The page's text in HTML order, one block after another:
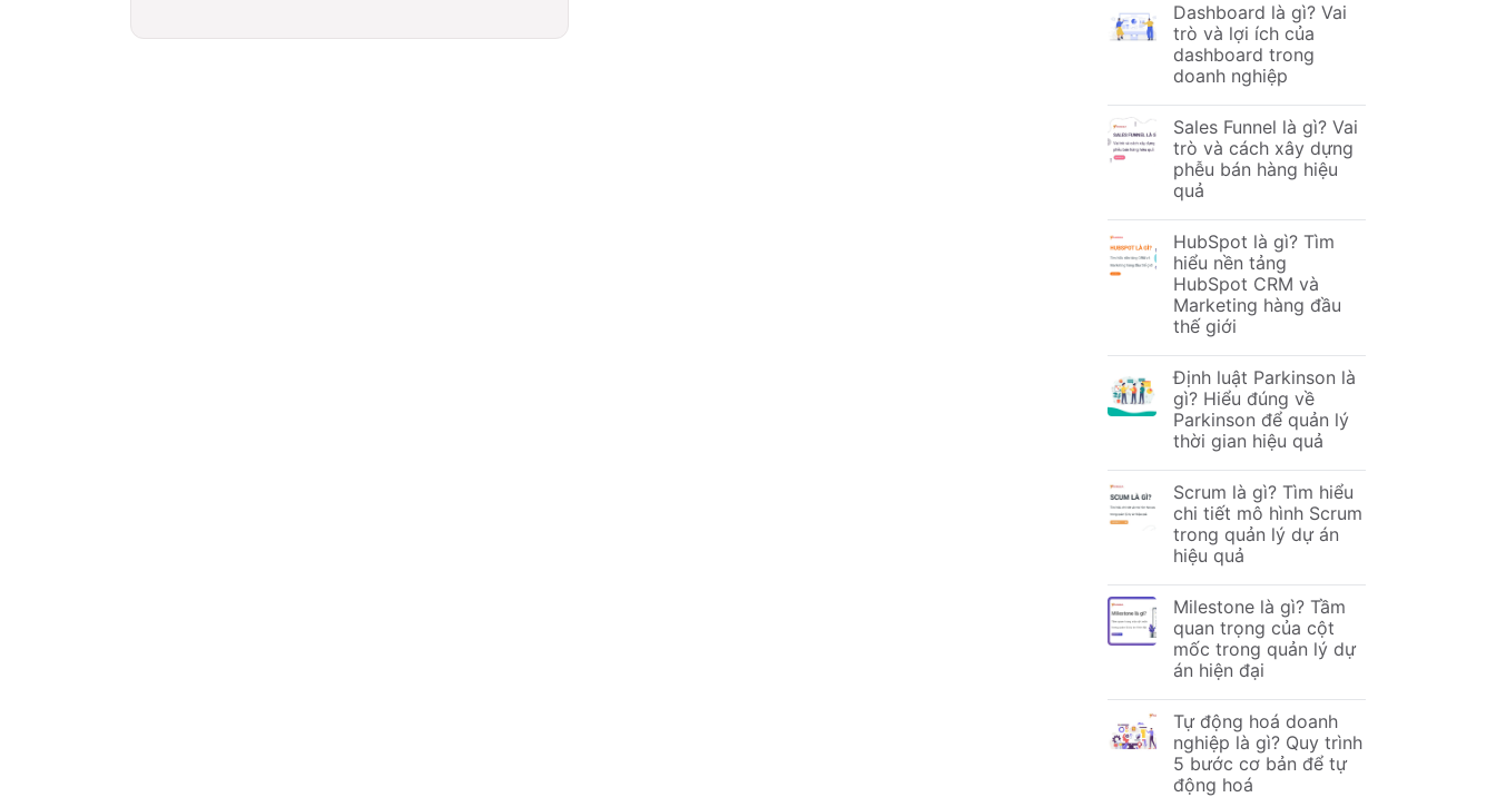
Dashboard là gì? Vai
trò và lợi ích của
dashboard trong
doanh nghiệp
Sales Funnel là gì? Vai
trò và cách xây dựng
phễu bán hàng hiệu
quả
HubSpot là gì? Tìm
hiểu nền tảng
HubSpot CRM và
Marketing hàng đầu
thế giới
Định luật Parkinson là
gì? Hiểu đúng về
Parkinson để quản lý
thời gian hiệu quả
Scrum là gì? Tìm hiểu
chi tiết mô hình Scrum
trong quản lý dự án
hiệu quả
Milestone là gì? Tầm
quan trọng của cột
mốc trong quản lý dự
án hiện đại
Tự động hoá doanh
nghiệp là gì? Quy trình
5 bước cơ bản để tự
động hoá